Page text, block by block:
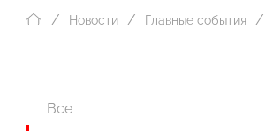
Новости Главные события
Все